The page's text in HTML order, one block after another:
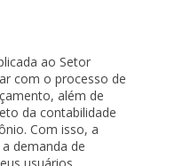
ao Setor
com o processo de
além de
da contabilidade
Com isso, a
demanda de